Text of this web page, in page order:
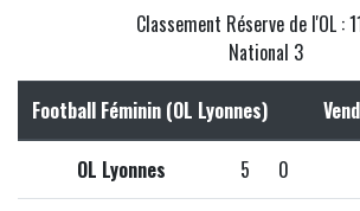
Classement Réserve de l'OL :
National 3
Football Féminin (OL Lyonnes)
OL Lyonnes 5 0